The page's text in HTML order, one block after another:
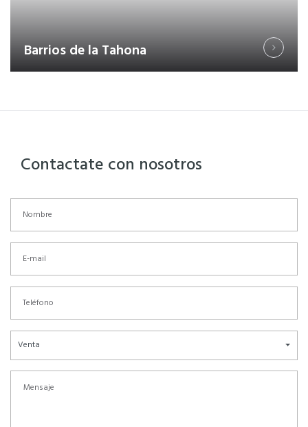
Barrios de la Tahona
Contactate con nosotros
Venta